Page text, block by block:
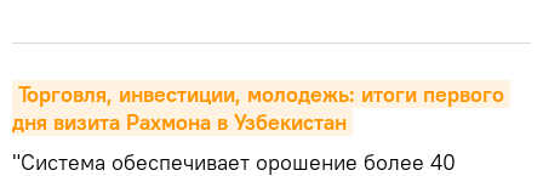
Торговля, инвестиции, молодежь: итоги первого
дня визита Рахмона в Узбекистан
"Система обеспечивает орошение более 40